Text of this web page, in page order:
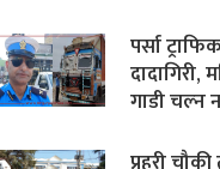
पर्सा
दादागिरी,
गाडी चल्न